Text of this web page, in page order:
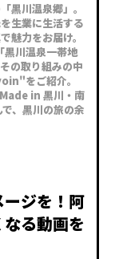
黒川温泉郷」。
生業に生活する
魅力をお届け。
黒川温泉一帯地
の取り組みの中
をご紹介。
in 黒川・南
、黒川の旅の余
ジを！阿
る動画を